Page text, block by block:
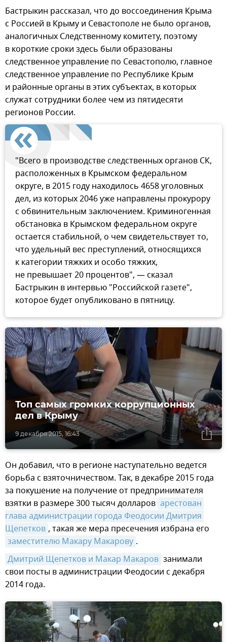
Бастрыкин рассказал, что до воссоединения Крыма
с Россией в Крыму и Севастополе не было органов,
аналогичных Следственному комитету, поэтому
в короткие сроки здесь были образованы
следственное управление по Севастополю, главное
следственное управление по Республике Крым
и районные органы в этих субъектах, в которых
служат сотрудники более чем из пятидесяти
регионов России.
"Всего в производстве следственных органов СК,
расположенных в Крымском федеральном
округе, в 2015 году находилось 4658 уголовных
дел, из которых 2046 уже направлены прокурору
с обвинительным заключением. Криминогенная
обстановка в Крымском федеральном округе
остается стабильной, о чем свидетельствует то,
что удельный вес преступлений, относящихся
к категории тяжких и особо тяжких,
не превышает 20 процентов", — сказал
Бастрыкин в интервью "Российской газете",
которое будет опубликовано в пятницу.
9 декабря 2015, 16:43
Топ самых громких коррупционных
дел в Крыму
Он добавил, что в регионе наступательно ведется
борьба с взяточничеством. Так, в декабре 2015 года
за покушение на получение от предпринимателя
взятки в размере 300 тысяч долларов арестован
глава администрации города Феодосии Дмитрия
Щепетков , такая же мера пресечения избрана его
заместителю Макару Макарову .
Дмитрий Щепетков и Макар Макаров занимали
свои посты в администрации Феодосии с декабря
2014 года.